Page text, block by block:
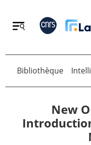
Retour
Retour
Bibliothèque
New